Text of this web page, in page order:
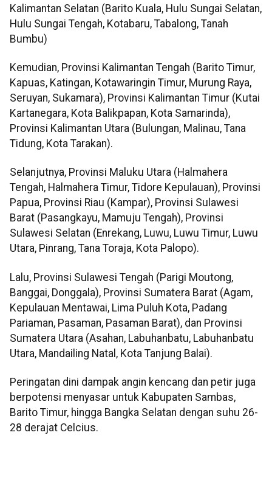
Kalimantan Selatan (Barito Kuala, Hulu Sungai Selatan,
Hulu Sungai Tengah, Kotabaru, Tabalong, Tanah
Bumbu)
Kemudian, Provinsi Kalimantan Tengah (Barito Timur,
Kapuas, Katingan, Kotawaringin Timur, Murung Raya,
Seruyan, Sukamara), Provinsi Kalimantan Timur (Kutai
Kartanegara, Kota Balikpapan, Kota Samarinda),
Provinsi Kalimantan Utara (Bulungan, Malinau, Tana
Tidung, Kota Tarakan).
Selanjutnya, Provinsi Maluku Utara (Halmahera
Tengah, Halmahera Timur, Tidore Kepulauan), Provinsi
Papua, Provinsi Riau (Kampar), Provinsi Sulawesi
Barat (Pasangkayu, Mamuju Tengah), Provinsi
Sulawesi Selatan (Enrekang, Luwu, Luwu Timur, Luwu
Utara, Pinrang, Tana Toraja, Kota Palopo).
Lalu, Provinsi Sulawesi Tengah (Parigi Moutong,
Banggai, Donggala), Provinsi Sumatera Barat (Agam,
Kepulauan Mentawai, Lima Puluh Kota, Padang
Pariaman, Pasaman, Pasaman Barat), dan Provinsi
Sumatera Utara (Asahan, Labuhanbatu, Labuhanbatu
Utara, Mandailing Natal, Kota Tanjung Balai).
Peringatan dini dampak angin kencang dan petir juga
berpotensi menyasar untuk Kabupaten Sambas,
Barito Timur, hingga Bangka Selatan dengan suhu 26-
28 derajat Celcius.